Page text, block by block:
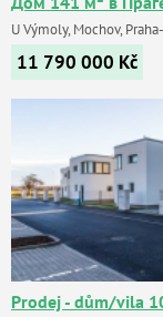
U Výmoly, Mochov,
11 790 000 Kč
Prodej - dům/vila